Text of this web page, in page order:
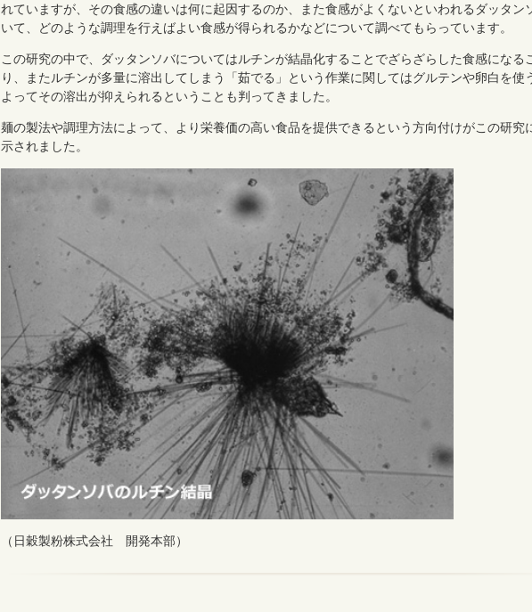
れていますが、その食感の違いは何に起因するのか、また食感がよくないといわれるダッタン
いて、どのような調理を行えばよい食感が得られるかなどについて調べてもらっています。
この研究の中で、ダッタンソバについてはルチンが結晶化することでざらざらした食感になる
り、またルチンが多量に溶出してしまう「茹でる」という作業に関してはグルテンや卵白を使
よってその溶出が抑えられるということも判ってきました。
麺の製法や調理方法によって、より栄養価の高い食品を提供できるという方向付けがこの研究
示されました。
（日穀製粉株式会社 開発本部）